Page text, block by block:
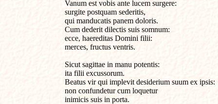
Vanum est vobis ante lucem surgere:
surgite postquam sederitis,
qui manducatis panem doloris.
Cum dederit dilectis suis somnum:
ecce, haereditas Domini filii:
merces, fructus ventris.
Sicut sagittae in manu potentis:
ita filii excussorum.
Beatus vir qui implevit desiderium suum
non confundetur cum loquetur
inimicis suis in porta.